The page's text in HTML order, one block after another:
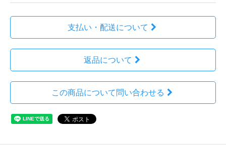
支払い・配送について
返品について
この商品について問い合わせる